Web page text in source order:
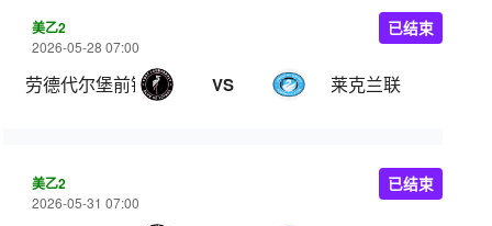
美乙2
2026-05-28 07:00
劳德代尔堡前锋 VS 莱克兰联
已结束
美乙2
2026-05-31 07:00
已结束